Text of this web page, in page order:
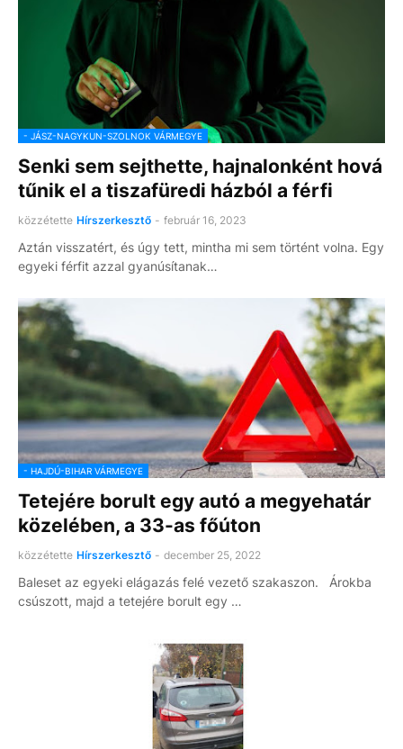
- JÁSZ-NAGYKUN-SZOLNOK VÁRMEGYE
Senki sem sejthette, hajnalonként hová
tűnik el a tiszafüredi házból a férfi
közzétette Hírszerkesztő - február 16, 2023
Aztán visszatért, és úgy tett, mintha mi sem történt volna. Egy
egyeki férfit azzal gyanúsítanak…
- HAJDÚ-BIHAR VÁRMEGYE
Tetejére borult egy autó a megyehatár
közelében, a 33-as főúton
közzétette Hírszerkesztő - december 25, 2022
Baleset az egyeki elágazás felé vezető szakaszon. Árokba
csúszott, majd a tetejére borult egy …